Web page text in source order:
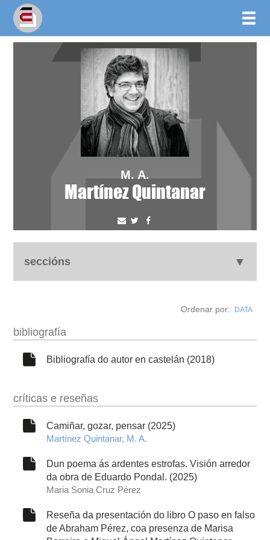
M. A.
Martínez Quintanar
seccións
obra
fototeca
Ordenar por: DATA
bibliografía
Bibliografía do autor en castelán (2018)
críticas e reseñas
Camiñar, gozar, pensar (2025)
Martínez Quintanar, M. A.
Dun poema ás ardentes estrofas. Visión arredor
da obra de Eduardo Pondal. (2025)
Maria Sonia Cruz Pérez
Reseña da presentación do libro O paso en falso
de Abraham Pérez, coa presenza de Marisa